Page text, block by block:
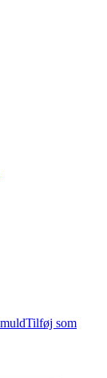
Tilføj som